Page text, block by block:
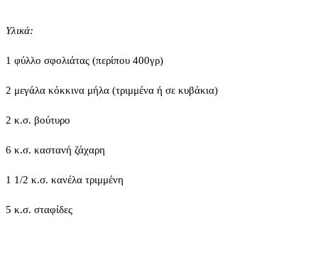
Υλικά:
1 φύλλο σφολιάτας (περίπου 400γρ)
2 μεγάλα κόκκινα μήλα (τριμμένα ή σε κυβάκια)
2 κ.σ. βούτυρο
6 κ.σ. καστανή ζάχαρη
1 1/2 κ.σ. κανέλα τριμμένη
5 κ.σ. σταφίδες